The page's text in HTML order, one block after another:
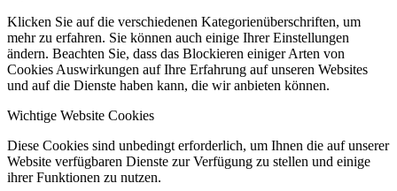
Klicken Sie auf die verschiedenen Kategorienüberschriften, um
mehr zu erfahren. Sie können auch einige Ihrer Einstellungen
ändern. Beachten Sie, dass das Blockieren einiger Arten von
Cookies Auswirkungen auf Ihre Erfahrung auf unseren Websites
und auf die Dienste haben kann, die wir anbieten können.
Wichtige Website Cookies
Diese Cookies sind unbedingt erforderlich, um Ihnen die auf unserer
Website verfügbaren Dienste zur Verfügung zu stellen und einige
ihrer Funktionen zu nutzen.